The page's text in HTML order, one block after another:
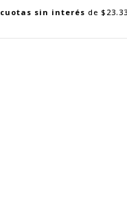
cuotas sin interés de